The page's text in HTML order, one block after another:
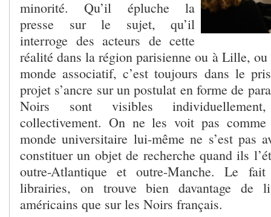
minorité. Qu’il épluche la
presse sur le sujet, qu’il
interroge des acteurs de cette
réalité dans la région parisienne ou à Lille, ou
monde associatif, c’est toujours dans le
projet s’ancre sur un postulat en forme de
Noirs sont visibles
collectivement. On ne les voit pas
monde universitaire lui-même ne s’est pas
constituer un objet de recherche quand ils
outre-Atlantique et outre-Manche. Le
librairies, on trouve bien davantage de
américains que sur les Noirs français.